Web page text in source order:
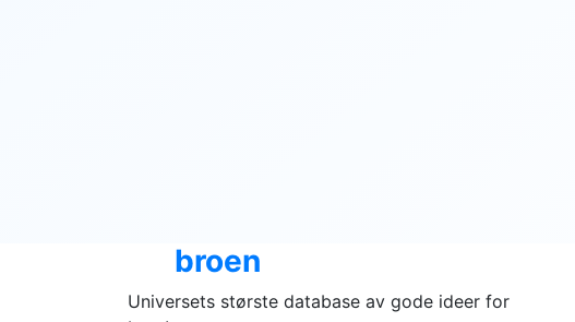
broen
Universets største database av gode ideer for